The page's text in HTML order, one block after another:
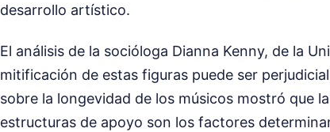
desarrollo artístico.
El análisis de la socióloga Dianna Kenny, de la
mitificación de estas figuras puede ser
sobre la longevidad de los músicos mostró que
estructuras de apoyo son los factores